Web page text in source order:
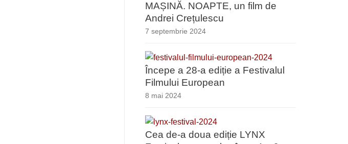
MAȘINĂ. NOAPTE, un film de
Andrei Crețulescu
7 septembrie 2024
Începe a 28-a ediție a Festivalul
Filmului European
8 mai 2024
Cea de-a doua ediție LYNX